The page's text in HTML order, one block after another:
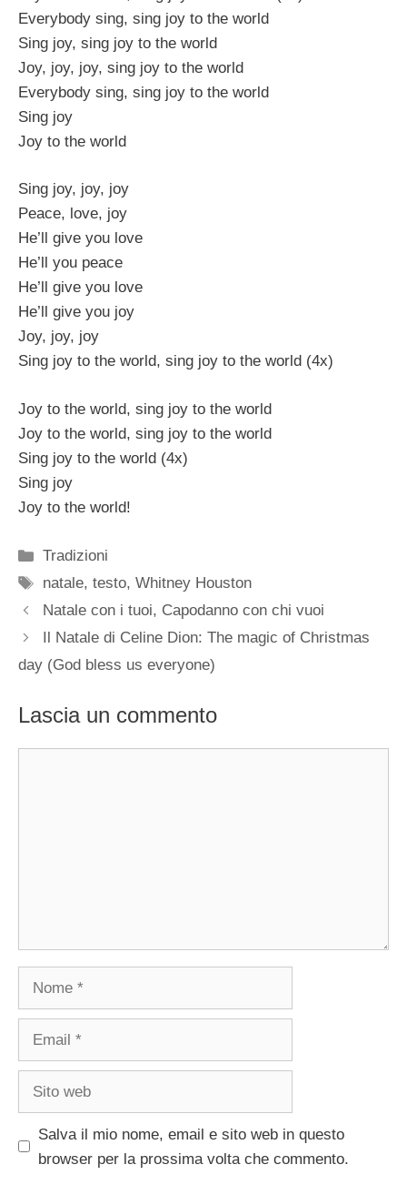
Everybody sing, sing joy to the world
Sing joy, sing joy to the world
Joy, joy, joy, sing joy to the world
Everybody sing, sing joy to the world
Sing joy
Joy to the world
Sing joy, joy, joy
Peace, love, joy
He’ll give you love
He’ll you peace
He’ll give you love
He’ll give you joy
Joy, joy, joy
Sing joy to the world, sing joy to the world (4x)
Joy to the world, sing joy to the world
Joy to the world, sing joy to the world
Sing joy to the world (4x)
Sing joy
Joy to the world!
Categorie
Tradizioni
Tag
natale,testo,Whitney Houston
Natale con i tuoi, Capodanno con chi vuoi
Il Natale di Celine Dion: The magic of Christmas
day (God bless us everyone)
Lascia un commento
Nome
Email
Sito
Salva il mio nome, email e sito web in questo
browser per la prossima volta che commento.